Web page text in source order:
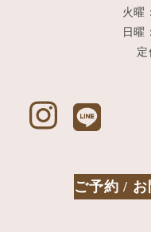
火曜
日曜
定
ご予約 /